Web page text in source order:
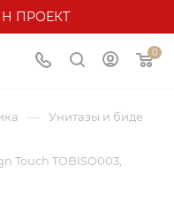
ПРОЕКТ
0
— Унитазы и биде
Touch TOBISO003,